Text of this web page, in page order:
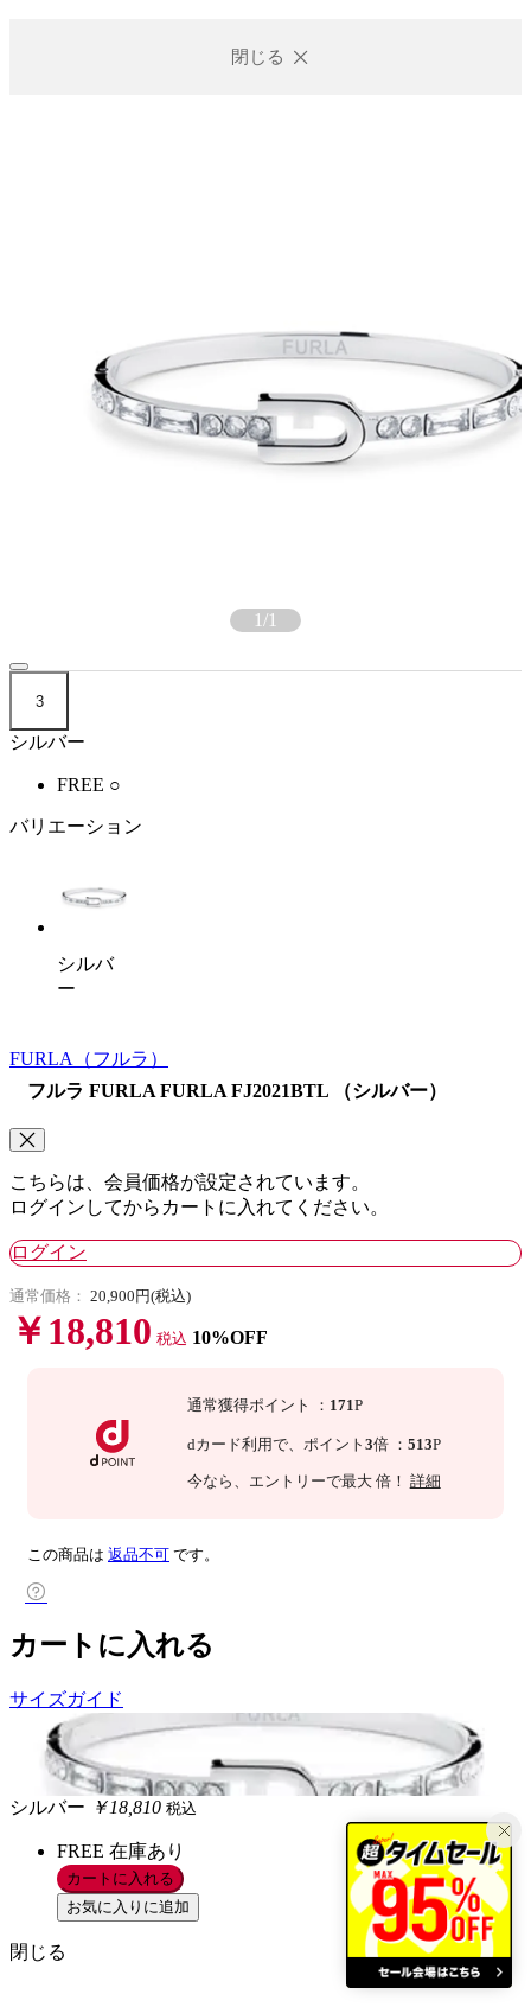
閉じる
1/1
3
シルバー
FREE ○
バリエーション
シルバ
ー
FURLA
（フルラ）
フルラ FURLA FURLA FJ2021BTL （シルバー）
こちらは、会員価格が設定されています。
ログインしてからカートに入れてください。
ログイン
通常価格： 20,900円(税込)
￥18,810 税込 10%OFF
通常獲得ポイント ： 171P
dカード利用で、 ポイント 3倍 ： 513P
今なら 、エントリーで最大 倍！ 詳細
この商品は 返品不可 です。
カートに入れる
サイズガイド
シルバー ￥18,810 税込
FREE 在庫あり
カートに入れる
お気に入りに追加
閉じる